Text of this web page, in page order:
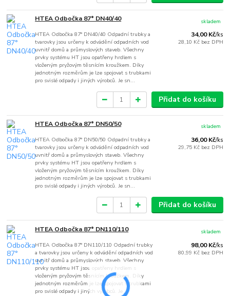
HTEA Odbočka 87° DN40/40
HTEA Odbočka 87° DN40/40 Odpadní trubky a
tvarovky jsou určeny k odvádění odpadních vod
uvnitř domů a průmyslových staveb. Všechny
prvky systému HT jsou opatřeny hrdlem s
vloženým pryžovým těsnícím kroužkem. Díky
jednotným rozměrům je lze spojovat s trubkami
pro svislé odpady i jiných výrobců. Je sn...
34,00 Kč/ks
28,10 Kč bez DPH
skladem
Přidat do košíku
HTEA Odbočka 87° DN50/50
HTEA Odbočka 87° DN50/50 Odpadní trubky a
tvarovky jsou určeny k odvádění odpadních vod
uvnitř domů a průmyslových staveb. Všechny
prvky systému HT jsou opatřeny hrdlem s
vloženým pryžovým těsnícím kroužkem. Díky
jednotným rozměrům je lze spojovat s trubkami
pro svislé odpady i jiných výrobců. Je sn...
36,00 Kč/ks
29,75 Kč bez DPH
skladem
Přidat do košíku
HTEA Odbočka 87° DN110/110
HTEA Odbočka 87° DN110/110 Odpadní trubky
a tvarovky jsou určeny k odvádění odpadních vod
uvnitř domů a průmyslových staveb. Všechny
prvky systému HT jsou opatřeny hrdlem s
vloženým pryžovým těsnícím kroužkem. Díky
jednotným rozměrům je lze spojovat s trubkami
pro svislé odpady i jiných výrobců. Je ...
98,00 Kč/ks
80,99 Kč bez DPH
skladem